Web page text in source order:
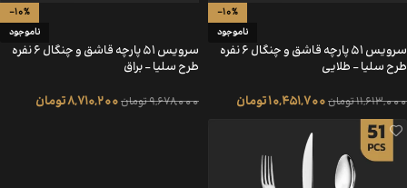
-10%
ناموجود
سرویس 51 پارچه قاشق و چنگال 6 نفره
طرح سلیا – طلایی
11,613,000تومان10,451,700تومان
-10%
ناموجود
سرویس 51 پارچه قاشق و چنگال 6 نفره
طرح سلیا – براق
9,678,000تومان8,710,200تومان